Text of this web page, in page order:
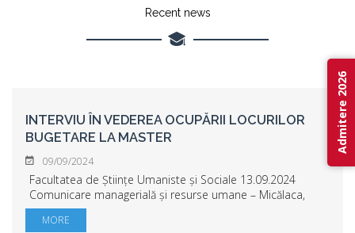
Recent news
INTERVIU ÎN VEDEREA OCUPĂRII LOCURILOR
BUGETARE LA MASTER
09/09/2024
Facultatea de Științe Umaniste și Sociale 13.09.2024
Comunicare managerială și resurse umane – Micălaca,
etajul 3, sala 320, ora 10 Administrație publică în context
european - Micălaca, etajul 2, s...
MORE
Admitere 2026